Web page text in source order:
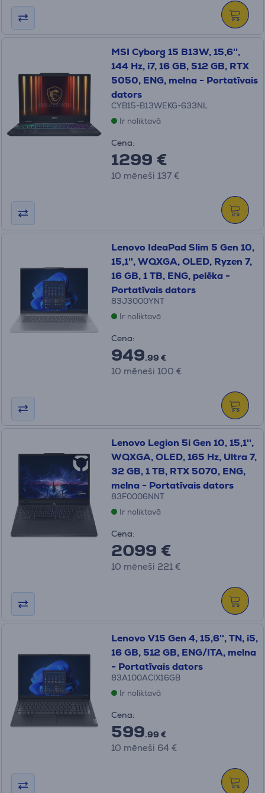
MSI Cyborg 15 B13W, 15,6'',
144 Hz, i7, 16 GB, 512 GB, RTX
5050, ENG, melna - Portatīvais
dators
CYB15-B13WEKG-633NL
Ir noliktavā
Cena:
1299 €
10 mēneši 137 €
Lenovo IdeaPad Slim 5 Gen 10,
15,1'', WQXGA, OLED, Ryzen 7,
16 GB, 1 TB, ENG, pelēka -
Portatīvais dators
83J3000YNT
Ir noliktavā
Cena:
949.99 €
10 mēneši 100 €
Lenovo Legion 5i Gen 10, 15,1'',
WQXGA, OLED, 165 Hz, Ultra 7,
32 GB, 1 TB, RTX 5070, ENG,
melna - Portatīvais dators
83F0006NNT
Ir noliktavā
Cena:
2099 €
10 mēneši 221 €
Lenovo V15 Gen 4, 15,6'', TN, i5,
16 GB, 512 GB, ENG/ITA, melna
- Portatīvais dators
83A100ACIX16GB
Ir noliktavā
Cena:
599.99 €
10 mēneši 64 €